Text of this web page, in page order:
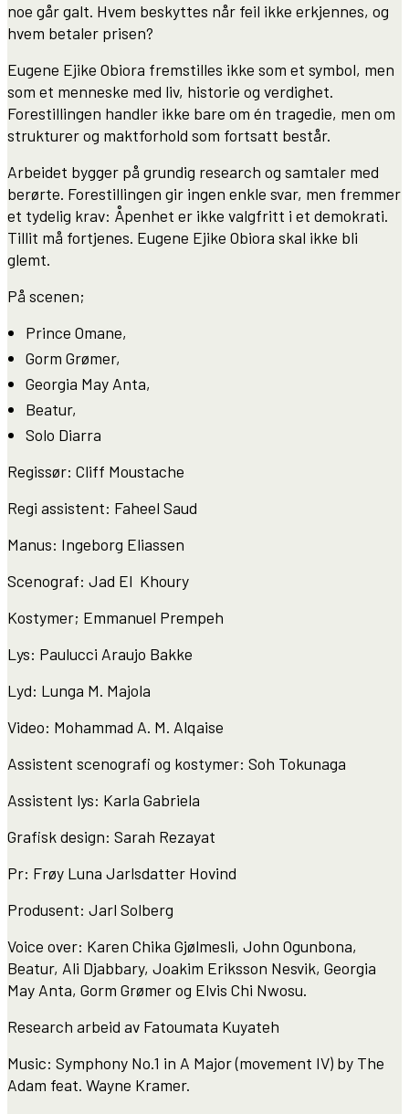
noe går galt. Hvem beskyttes når feil ikke erkjennes, og
hvem betaler prisen?
Eugene Ejike Obiora fremstilles ikke som et symbol, men
som et menneske med liv, historie og verdighet.
Forestillingen handler ikke bare om én tragedie, men om
strukturer og maktforhold som fortsatt består.
Arbeidet bygger på grundig research og samtaler med
berørte. Forestillingen gir ingen enkle svar, men fremmer
et tydelig krav: Åpenhet er ikke valgfritt i et demokrati.
Tillit må fortjenes. Eugene Ejike Obiora skal ikke bli
glemt.
På scenen;
Prince Omane,
Gorm Grømer,
Georgia May Anta,
Beatur,
Solo Diarra
Regissør: Cliff Moustache
Regi assistent: Faheel Saud
Manus: Ingeborg Eliassen
Scenograf: Jad El Khoury
Kostymer; Emmanuel Prempeh
Lys: Paulucci Araujo Bakke
Lyd: Lunga M. Majola
Video: Mohammad A. M. Alqaise
Assistent scenografi og kostymer: Soh Tokunaga
Assistent lys: Karla Gabriela
Grafisk design: Sarah Rezayat
Pr: Frøy Luna Jarlsdatter Hovind
Produsent: Jarl Solberg
Voice over: Karen Chika Gjølmesli, John Ogunbona,
Beatur, Ali Djabbary, Joakim Eriksson Nesvik, Georgia
May Anta, Gorm Grømer og Elvis Chi Nwosu.
Research arbeid av Fatoumata Kuyateh
Music: Symphony No.1 in A Major (movement IV) by The
Adam feat. Wayne Kramer.